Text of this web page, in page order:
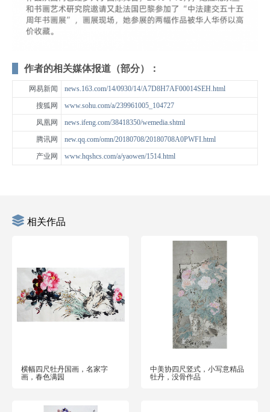
作者的相关媒体报道（部分）：
网易新闻
news.163.com/14/0930/14/A7D8H7AF00014SEH.html
搜狐网
www.sohu.com/a/239961005_104727
凤凰网
news.ifeng.com/38418350/wemedia.shtml
腾讯网
new.qq.com/omn/20180708/20180708A0PWFI.html
产业网
www.hqshcs.com/a/yaowen/1514.html
相关作品
横幅四尺牡丹国画，名家字
画，春色满园
中美协四尺竖式，小写意精品
牡丹，没骨作品